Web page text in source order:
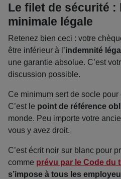
Le filet de sécurité :
minimale légale
Retenez bien ceci : votre
être inférieur à l’indemnité
une garantie absolue. C’est
discussion possible.
Ce minimum sert de socle
C’est le point de référence
monde. Peu importe votre
vous y avez droit.
C’est écrit noir sur blanc pour
comme prévu par le Code du
s’impose à tous les